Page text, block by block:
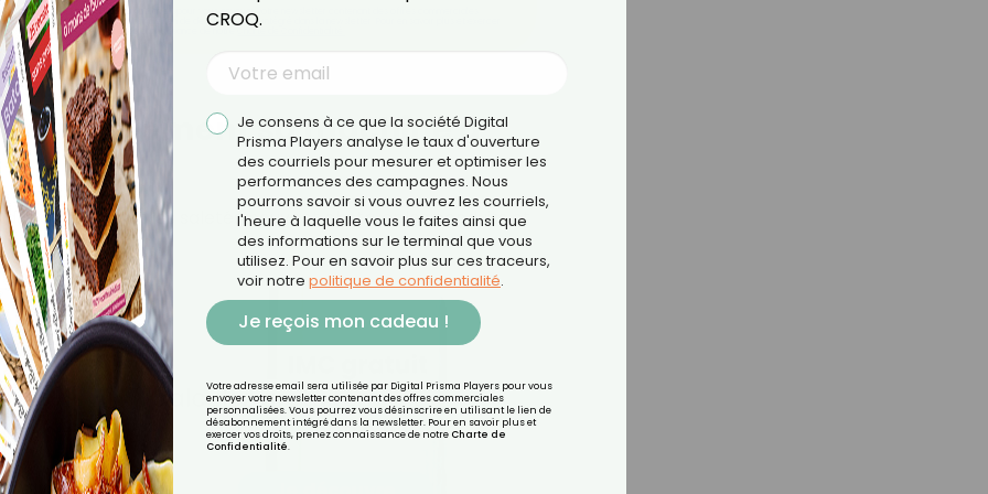
sera utilisée par Digital Prisma Playerspour vous envoyer votre newsletter contenant des offres commerciales
pourrez vous désinscrire en utilisant le lien de désabonnement intégré dans la newsletter. Pour en savoir plus et exercer
vos droits, prenez connaissance de notre
Charte de Confidentialité.
régulièrement sa machine à
de lessive et les saletés peuvent obstruer les conduits et
CROQ.
Je consens à ce que la société Digital
Prisma Players analyse le taux d'ouverture
des courriels pour mesurer et optimiser les
performances des campagnes. Nous
pourrons savoir si vous ouvrez les courriels,
l'heure à laquelle vous le faites ainsi que
des informations sur le terminal que vous
utilisez. Pour en savoir plus sur ces traceurs,
voir notre politique de confidentialité.
Je reçois mon cadeau !
Votre adresse email sera utilisée par Digital Prisma Players pour vous
envoyer votre newsletter contenant des offres commerciales
personnalisées. Vous pourrez vous désinscrire en utilisant le lien de
désabonnement intégré dans la newsletter. Pour en savoir plus et
exercer vos droits, prenez connaissance de notre Charte de
Confidentialité.